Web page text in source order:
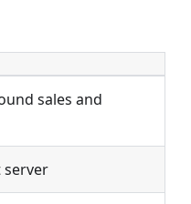
sales and
server